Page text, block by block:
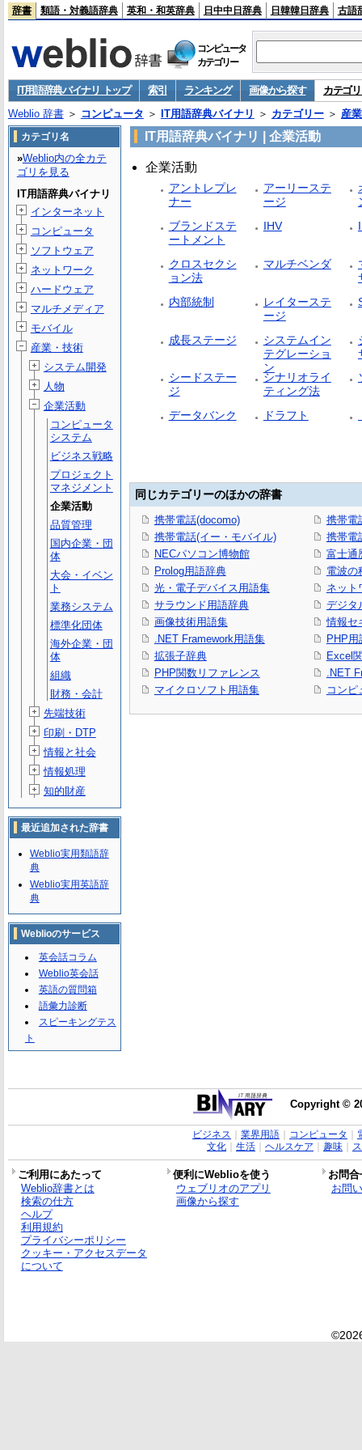
辞書 類語・対義語辞典 英和・和英辞典 日中中日辞典 日韓韓日辞典 古語
コンピュータ
カテゴリー
IT用語辞典バイナリ トップ 索引 ランキング 画像から探す
カテゴ
Weblio 辞書＞ コンピュータ ＞ IT用語辞典バイナリ ＞ カテゴリー＞ 産
IT用語辞典バイナリ | 企業活動
企業活動
アントレプレ
ナー
アーリーステ
ージ
ブランドステ
ートメント
IHV
クロスセクシ
ョン法
マルチベンダ
内部統制
レイターステ
ージ
成長ステージ
システムイン
テグレーショ
ン
シードステー
ジ
シナリオライ
ティング法
データバンク ドラフト
同じカテゴリーのほかの辞書
携帯電話(docomo)
携帯電話(イー・モバイル)
NECパソコン博物館
Prolog用語辞典
光・電子デバイス用語集
サラウンド用語辞典
画像技術用語集
.NET Framework用語集
拡張子辞典
PHP関数リファレンス
マイクロソフト用語集
携帯電
携帯電
富士通
電波の
ネット
デジタ
情報セ
PHP用
Excel
.NET
コンピ
カテゴリ名
»Weblio内の全カテ
ゴリを見る
IT用語辞典バイナリ
インターネット
コンピュータ
ソフトウェア
ネットワーク
ハードウェア
マルチメディア
モバイル
産業・技術
システム開発
人物
企業活動
コンピュータ
システム
ビジネス戦略
プロジェクト
マネジメント
企業活動
品質管理
国内企業・団
体
大会・イベン
ト
業務システム
標準化団体
海外企業・団
体
組織
財務・会計
先端技術
印刷・DTP
情報と社会
情報処理
知的財産
最近追加された辞書
Weblio実用類語辞
典
Weblio実用英語辞
典
Weblioのサービス
英会話コラム
Weblio英会話
英語の質問箱
語彙力診断
スピーキングテス
ト
Copyright ©
ビジネス 業界用語｜ コンピュータ
文化｜ 生活｜ ヘルスケア 趣味｜
ご利用にあたって 便利にWeblioを使う
お問
Weblio辞書とは
検索の仕方
ヘルプ
利用規約
プライバシーポリシー
クッキー・アクセスデータ
について
ウェブリオのアプリ
画像から探す
お問